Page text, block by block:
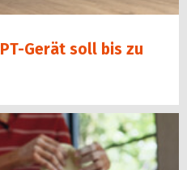
Gerät soll bis zu